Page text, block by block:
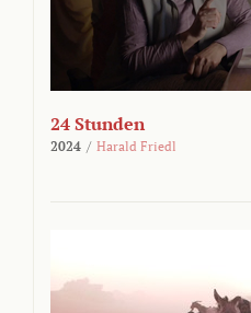
24 Stunden
2024 / Harald Friedl